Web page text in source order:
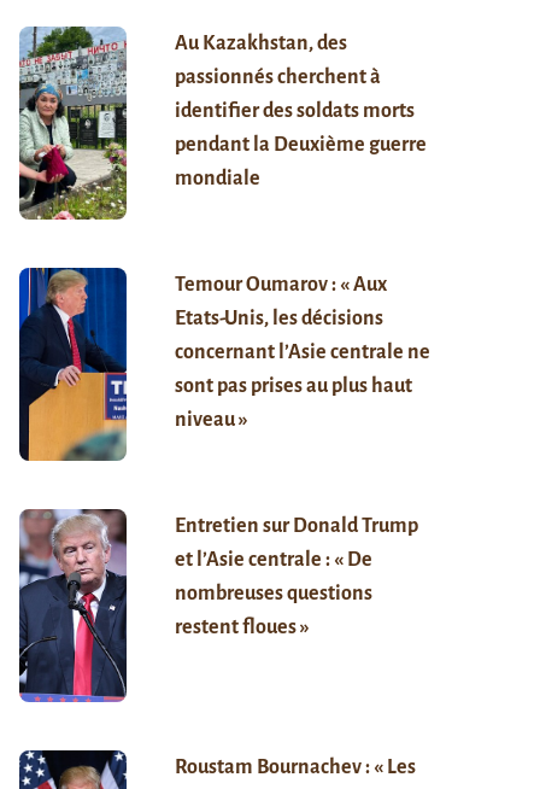
Au Kazakhstan, des
passionnés cherchent à
identifier des soldats morts
pendant la Deuxième guerre
mondiale
Temour Oumarov : « Aux
Etats-Unis, les décisions
concernant l’Asie centrale ne
sont pas prises au plus haut
niveau »
Entretien sur Donald Trump
et l’Asie centrale : « De
nombreuses questions
restent floues »
Roustam Bournachev : « Les